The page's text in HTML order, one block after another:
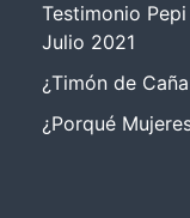
Testimonio
Julio 2021
¿Timón de
¿Porqué